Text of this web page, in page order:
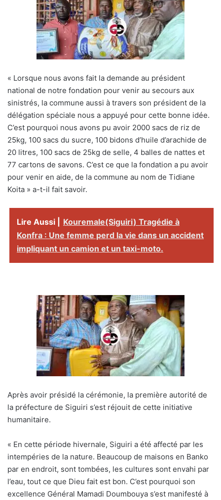
« Lorsque nous avons fait la demande au président
national de notre fondation pour venir au secours aux
sinistrés, la commune aussi à travers son président de la
délégation spéciale nous a appuyé pour cette bonne idée.
C’est pourquoi nous avons pu avoir 2000 sacs de riz de
25kg, 100 sacs du sucre, 100 bidons d’huile d’arachide de
20 litres, 100 sacs de 25kg de selle, 4 balles de nattes et
77 cartons de savons. C’est ce que la fondation a pu avoir
pour venir en aide, de la commune au nom de Tidiane
Koita » a-t-il fait savoir.
Lire Aussi |
Kouremale(Siguiri) Tragédie à
Konfra : Une femme perd la vie dans un accident
impliquant un camion et un taxi-moto.
Après avoir présidé la cérémonie, la première autorité de
la préfecture de Siguiri s’est réjouit de cette initiative
humanitaire.
« En cette période hivernale, Siguiri a été affecté par les
intempéries de la nature. Beaucoup de maisons en Banko
par en endroit, sont tombées, les cultures sont envahi par
l’eau, tout ce que Dieu fait est bon. C’est pourquoi son
excellence Général Mamadi Doumbouya s’est manifesté à